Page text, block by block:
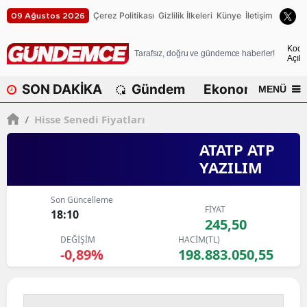
09 Ağustos 2026 Çerez Politikası Gizlilik İlkeleri Künye İletişim
Tarafsız, doğru ve gündemce haberler!
Açık
SON DAKİKA Gündem Ekonomi MENÜ
/ Hisse Senedi Fiyatları
ATATP ATP
YAZILIM
Son Güncelleme
18:10 FİYAT
245,50
DEĞİŞİM
-0,89%
HACİM(TL)
198.883.050,55